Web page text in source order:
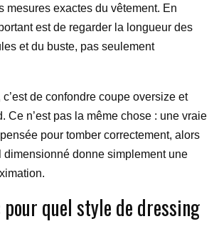
mesures exactes du vêtement. En
est de regarder la longueur des
et du buste, pas seulement
de confondre coupe oversize et
Ce n’est pas la même chose : une vraie
pour tomber correctement, alors
dimensionné donne simplement une
pour quel style de dressing